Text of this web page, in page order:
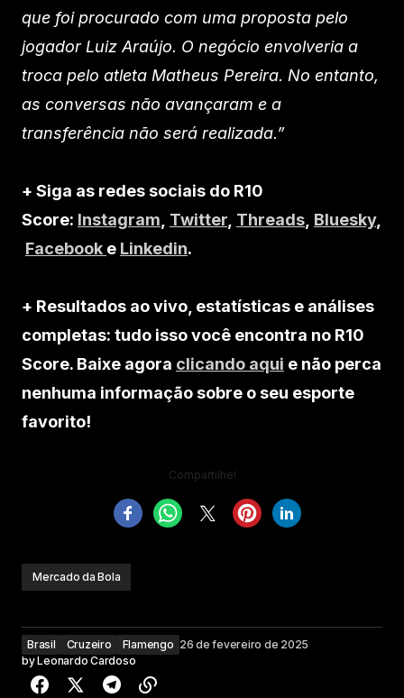
que foi procurado com uma proposta pelo
jogador Luiz Araújo. O negócio envolveria a
troca pelo atleta Matheus Pereira. No entanto,
as conversas não avançaram e a
transferência não será realizada.”
+ Siga as redes sociais do R10
Score: Instagram, Twitter, Threads, Bluesky,
Facebook e Linkedin.
+ Resultados ao vivo, estatísticas e análises
completas: tudo isso você encontra no R10
Score. Baixe agora clicando aqui e não perca
nenhuma informação sobre o seu esporte
favorito!
Compartilhe!
Mercado da Bola
Brasil Cruzeiro Flamengo 26 de fevereiro de 2025
byLeonardo Cardoso